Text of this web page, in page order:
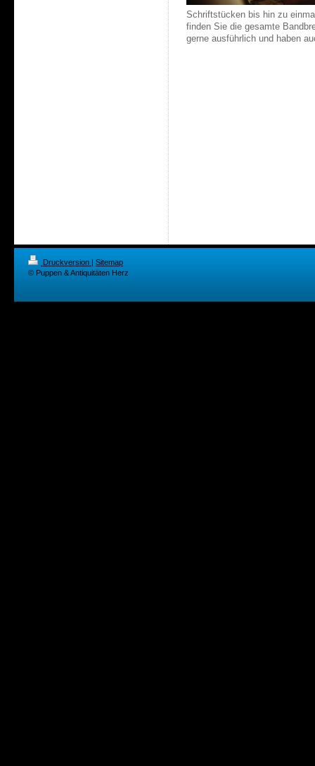
Schriftstücken bis hin zu
finden Sie die gesamte
gerne ausführlich und haben
Druckversion | Sitemap
© Puppen & Antiquitäten Herz